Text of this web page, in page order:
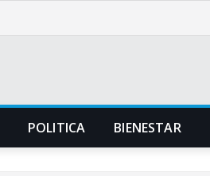
POLITICA BIENESTAR